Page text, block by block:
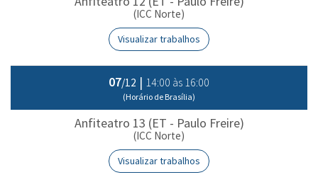
(ICC Norte)
Visualizar trabalhos
07/12 | 14:00 às 16:00
(Horário de Brasília)
Anfiteatro 13 (ET - Paulo Freire)
(ICC Norte)
Visualizar trabalhos